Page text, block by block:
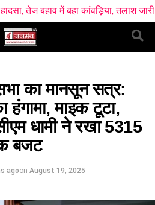
कांवड़िया, तलाश जारी खटीमा
का मानसून सत्र:
हंगामा, माइक टूटा,
धामी ने रखा 5315
बजट
agoon August 19, 2025